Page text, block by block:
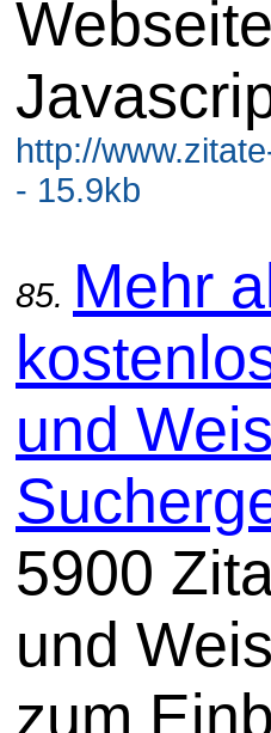
http://
- 15.9kb
85. Mehr
und
5900
und
zum